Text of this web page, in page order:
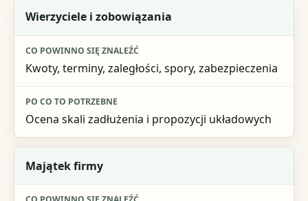
Element przygotowania
Co powinno się znaleźć
Po co to potrzebne
Wierzyciele i zobowiązania
Kwoty, terminy, zaległości, spory, zabezpieczenia
Ocena skali zadłużenia i propozycji układowych
Majątek firmy